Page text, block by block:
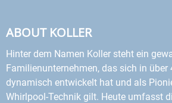
ABOUT KOLLER
Hinter dem Namen Koller steht ein
Familienunternehmen, das sich in über
dynamisch entwickelt hat und als
Whirlpool-Technik gilt. Heute umfasst